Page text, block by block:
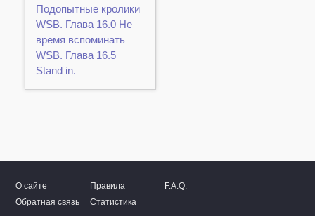
Подопытные кролики
WSB. Глава 16.0 Не
время вспоминать
WSB. Глава 16.5
Stand in.
О сайте Правила
F.A.Q.
Обратная связь
Статистика